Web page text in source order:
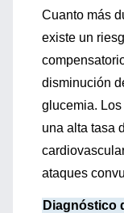
Cuanto más
existe un
disminución
glucemia.
una alta tasa
ataques
Diagnóstico